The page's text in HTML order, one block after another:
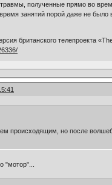
полученные прямо во
занятий порой даже не
британского телепроекта
происходящим, но после
"мотор"...